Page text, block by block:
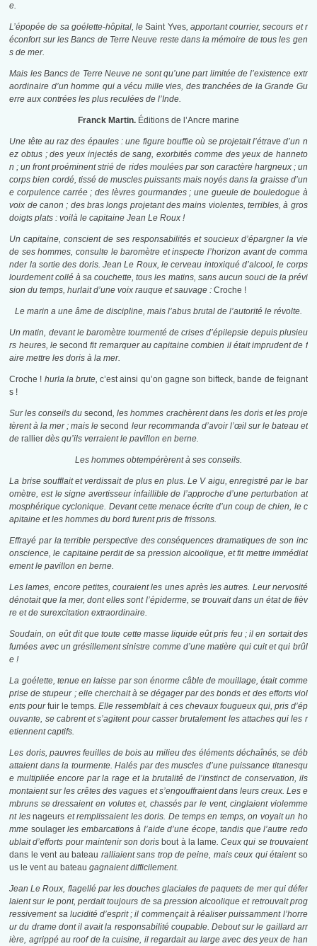
e.
L’épopée de sa goélette-hôpital, leSaint Yves, apportant courrier, secours et r
éconfort sur les Bancs de Terre Neuve reste dans la mémoire de tous les gen
s de mer.
Mais les Bancs de Terre Neuve ne sont qu’une part limitée de l’existence extr
aordinaire d’un homme qui a vécu mille vies, des tranchées de la Grande Gu
erre aux contrées les plus reculées de l’Inde.
Franck Martin. Éditions de l’Ancre marine
Une tête au raz des épaules : une figure bouffie où se projetait l’étrave d’un n
ez obtus ; des yeux injectés de sang, exorbités comme des yeux de hanneto
n ; un front proéminent strié de rides moulées par son caractère hargneux ; un
corps bien cordé, tissé de muscles puissants mais noyés dans la graisse d’un
e corpulence carrée ; des lèvres gourmandes ; une gueule de bouledogue à
voix de canon ; des bras longs projetant des mains violentes, terribles, à gros
doigts plats : voilà le capitaine Jean Le Roux !
Un capitaine, conscient de ses responsabilités et soucieux d’épargner la vie
de ses hommes, consulte le baromètre et inspecte l’horizon avant de comma
nder la sortie des doris. Jean Le Roux, le cerveau intoxiqué d’alcool, le corps
lourdement collé à sa couchette, tous les matins, sans aucun souci de la prévi
sion du temps, hurlait d’une voix rauque et sauvage :Croche !
Le marin a une âme de discipline, mais l’abus brutal de l’autorité le révolte.
Un matin, devant le baromètre tourmenté de crises d’épilepsie depuis plusieu
rs heures, lesecondfit remarquer au capitaine combien il était imprudent de f
aire mettre les doris à la mer.
Croche ! hurla la brute,c’est ainsi qu’on gagne son bifteck, bande de feignant
s !
Sur les conseils dusecond, les hommes crachèrent dans les doris et les proje
tèrent à la mer ; mais le second leur recommanda d’avoir l’œil sur le bateau et
derallier dès qu’ils verraient le pavillon en berne.
Les hommes obtempérèrent à ses conseils.
La brise soufflait et verdissait de plus en plus. Le V aigu, enregistré par le bar
omètre, est le signe avertisseur infaillible de l’approche d’une perturbation at
mosphérique cyclonique. Devant cette menace écrite d’un coup de chien, le c
apitaine et les hommes du bord furent pris de frissons.
Effrayé par la terrible perspective des conséquences dramatiques de son inc
onscience, le capitaine perdit de sa pression alcoolique, et fit mettre immédiat
ement le pavillon en berne.
Les lames, encore petites, couraient les unes après les autres. Leur nervosité
dénotait que la mer, dont elles sont l’épiderme, se trouvait dans un état de fièv
re et de surexcitation extraordinaire.
Soudain, on eût dit que toute cette masse liquide eût pris feu ; il en sortait des
fumées avec un grésillement sinistre comme d’une matière qui cuit et qui brûl
e !
La goélette, tenue en laisse par son énorme câble de mouillage, était comme
prise de stupeur ; elle cherchait à se dégager par des bonds et des efforts viol
ents pourfuir le temps. Elle ressemblait à ces chevaux fougueux qui, pris d’ép
ouvante, se cabrent et s’agitent pour casser brutalement les attaches qui les r
etiennent captifs.
Les doris, pauvres feuilles de bois au milieu des éléments déchaînés, se déb
attaient dans la tourmente. Halés par des muscles d’une puissance titanesqu
e multipliée encore par la rage et la brutalité de l’instinct de conservation, ils
montaient sur les crêtes des vagues et s’engouffraient dans leurs creux. Les e
mbruns se dressaient en volutes et, chassés par le vent, cinglaient violemme
nt lesnageurs et remplissaient les doris. De temps en temps, on voyait un ho
mme soulagerles embarcations à l’aide d’une écope, tandis que l’autre redo
ublait d’efforts pour maintenir son doris bout à la lame. Ceux qui se trouvaient
dans le vent au bateau ralliaient sans trop de peine, mais ceux qui étaient so
us le vent au bateau gagnaient difficilement.
Jean Le Roux, flagellé par les douches glaciales de paquets de mer qui défer
laient sur le pont, perdait toujours de sa pression alcoolique et retrouvait prog
ressivement sa lucidité d’esprit ; il commençait à réaliser puissamment l’horre
ur du drame dont il avait la responsabilité coupable. Debout sur le gaillard arr
ière, agrippé au roof de la cuisine, il regardait au large avec des yeux de han